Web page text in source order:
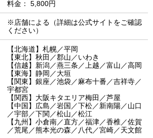
料金： 5,800円
※店舗による（詳細は公式サイトをご確認
ください）
【北海道】札幌／平岡
【東北】秋田／郡山／いわき
【信越】新潟／燕三条／上越／富山／高岡
【東海】静岡／大垣
【関東】銀座／池袋／麻布十番／吉祥寺／
宇都宮
【関西】大阪キタエリア梅田／芦屋
【中国】広島／岩国／下松／新南陽／山口
／宇部／下関／松山／松江
【九州】小倉南／直方／福津／香椎／佐賀
／荒尾／熊本光の森／八代／宮崎／天文館